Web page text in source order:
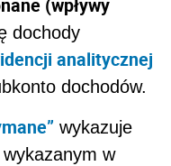
(wpływy
dochody
analitycznej
dochodów.
wykazuje
w